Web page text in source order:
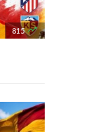
815 